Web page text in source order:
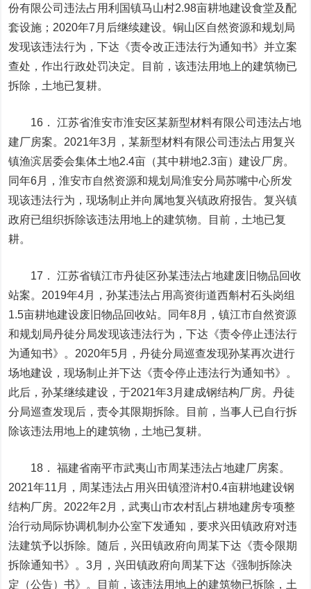
份有限公司违法占用利国镇马山村2.98亩耕地建设食堂及配
套设施；2020年7月后继续建设。铜山区自然资源和规划局
发现该违法行为，下达《责令改正违法行为通知书》并立案
查处，作出行政处罚决定。目前，该违法用地上的建筑物已
拆除，土地已复耕。
16． 江苏省淮安市淮安区某新型材料有限公司违法占地
建厂房案。2021年3月，某新型材料有限公司违法占用复兴
镇渔滨居委会集体土地2.4亩（其中耕地2.3亩）建设厂房。
同年6月，淮安市自然资源和规划局淮安分局苏嘴中心所发
现该违法行为，现场制止并向属地复兴镇政府报告。复兴镇
政府已组织拆除该违法用地上的建筑物。目前，土地已复
耕。
17． 江苏省镇江市丹徒区孙某违法占地建废旧物品回收
站案。2019年4月，孙某违法占用高资街道西斛村石头岗组
1.5亩耕地建设废旧物品回收站。同年8月，镇江市自然资源
和规划局丹徒分局发现该违法行为，下达《责令停止违法行
为通知书》。2020年5月，丹徒分局巡查发现孙某再次进行
场地建设，现场制止并下达《责令停止违法行为通知书》。
此后，孙某继续建设，于2021年3月建成钢结构厂房。丹徒
分局巡查发现后，责令其限期拆除。目前，当事人已自行拆
除该违法用地上的建筑物，土地已复耕。
18． 福建省南平市武夷山市周某违法占地建厂房案。
2021年11月，周某违法占用兴田镇澄浒村0.4亩耕地建设钢
结构厂房。2022年2月，武夷山市农村乱占耕地建房专项整
治行动局际协调机制办公室下发通知，要求兴田镇政府对违
法建筑予以拆除。随后，兴田镇政府向周某下达《责令限期
拆除通知书》。3月，兴田镇政府向周某下达《强制拆除决
定（公告）书》。目前，该违法用地上的建筑物已拆除，土